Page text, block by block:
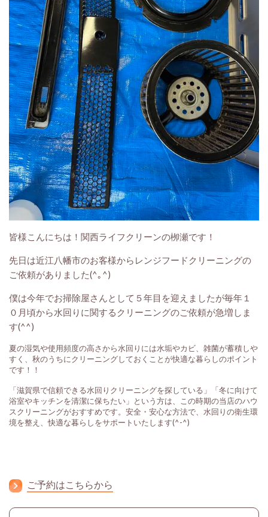
皆様こんにちは！関西ライフクリーンの栁瀬です！
先日は近江八幡市のお客様からレンジフードクリーニングの
ご依頼がありました(^｡^)
僕は今年でお掃除屋さんとして５年目を迎えましたが毎年１
０月頃から水回りに関するクリーニングのご依頼が急増しま
す(^^)
夏の湿気や使用頻度の高さから水回りには水垢やカビ、雑菌が蓄積しや
すく、秋のうちにクリーニングしておくことが快適な暮らしのポイント
です！！
「滋賀県で信頼できる水回りクリーニングを探している」「冬に向けて
浴室やキッチンを清潔に保ちたい」という方は、この時期の当店のハウ
スクリーニングがおすすめです。安全・安心な方法で、水回りの衛生環
境を整え、快適な暮らしをサポートいたします(^-^)
ご予約はこちらから